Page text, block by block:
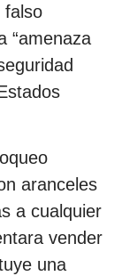
falso
“amenaza
aranceles
a cualquier
vender
una